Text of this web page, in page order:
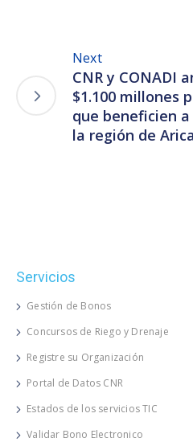
Next
CNR y CONADI
$1.100 millones
que beneficien
la región de
Servicios
Gestión de Bonos
Concursos de Riego y Drenaje
Registre su Organización
Portal de Datos CNR
Estados de los servicios TIC
Validar Bono Electronico